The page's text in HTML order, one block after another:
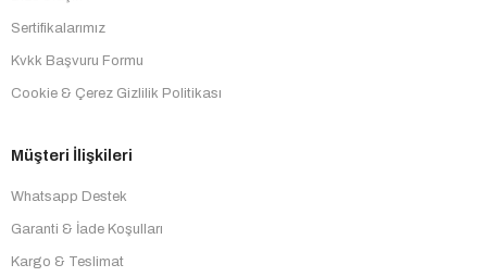
Sertifikalarımız
Kvkk Başvuru Formu
Cookie & Çerez Gizlilik Politikası
Müşteri İlişkileri
Whatsapp Destek
Garanti & İade Koşulları
Kargo & Teslimat